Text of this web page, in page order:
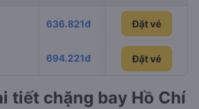
636.821đ 09/08/2026
Đặt vé
694.221đ 05/09/2026
Đặt vé
Đặt vé
tiết chặng bay Hồ Chí